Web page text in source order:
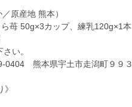
原産地 熊本）
苺 50g×3カップ、練乳120g×1本
い。
0404 熊本県宇土市走潟町９９３